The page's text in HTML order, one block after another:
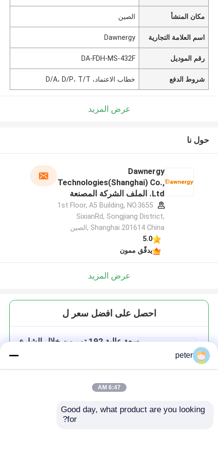
مكان المنشأ الصين
اسم العلامة التجارية Dawnergy
رقم الموديل DA-FDH-MS-432F
شروط الدفع خطاب الاعتماد، D/A، D/P، T/T
عرض المزيد
حول نا
Dawnergy
Technologies(Shanghai) Co.,
Ltd. الملف الشركة المصنعة
1st Floor, A5 Building, NO.3655
SixianRd, Songjiang District,
Shanghai 201614 China ,الصين
5.0
يدقّق ممون
عرض المزيد
احصل على افضل سعر ل
سعة عالية 192 تمر من خلال الشارع
استمر
peter
6:47 AM
Good day, what product are you looking
for?